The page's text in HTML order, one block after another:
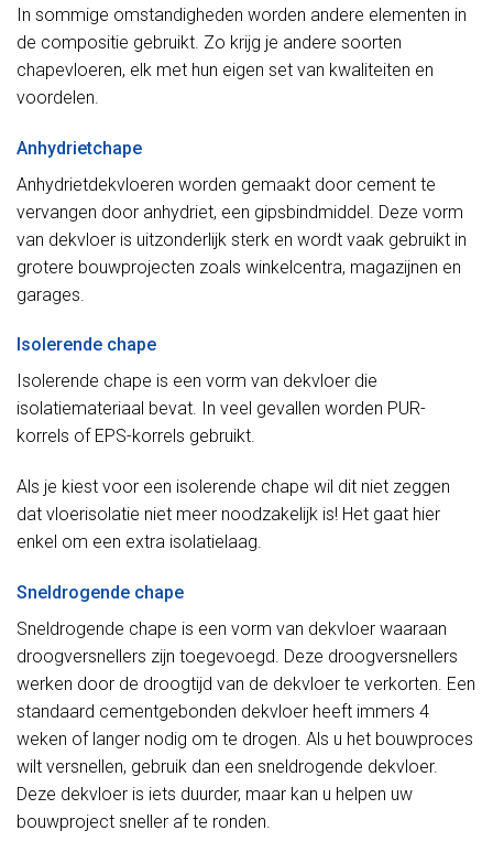
In sommige omstandigheden worden andere elementen in
de compositie gebruikt. Zo krijg je andere soorten
chapevloeren, elk met hun eigen set van kwaliteiten en
voordelen.
Anhydrietchape
Anhydrietdekvloeren worden gemaakt door cement te
vervangen door anhydriet, een gipsbindmiddel. Deze vorm
van dekvloer is uitzonderlijk sterk en wordt vaak gebruikt in
grotere bouwprojecten zoals winkelcentra, magazijnen en
garages.
Isolerende chape
Isolerende chape is een vorm van dekvloer die
isolatiemateriaal bevat. In veel gevallen worden PUR-
korrels of EPS-korrels gebruikt.
Als je kiest voor een isolerende chape wil dit niet zeggen
dat vloerisolatie niet meer noodzakelijk is! Het gaat hier
enkel om een extra isolatielaag.
Sneldrogende chape
Sneldrogende chape is een vorm van dekvloer waaraan
droogversnellers zijn toegevoegd. Deze droogversnellers
werken door de droogtijd van de dekvloer te verkorten. Een
standaard cementgebonden dekvloer heeft immers 4
weken of langer nodig om te drogen. Als u het bouwproces
wilt versnellen, gebruik dan een sneldrogende dekvloer.
Deze dekvloer is iets duurder, maar kan u helpen uw
bouwproject sneller af te ronden.